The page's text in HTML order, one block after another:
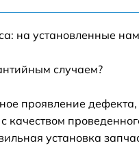
на установленные
случаем?
проявление
качеством
установка